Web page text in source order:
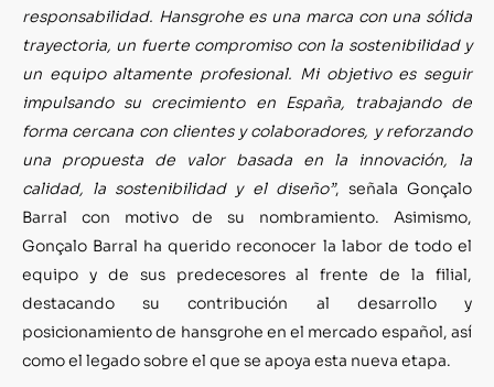
responsabilidad. Hansgrohe es una marca con una sólida
trayectoria, un fuerte compromiso con la sostenibilidad y
un equipo altamente profesional. Mi objetivo es seguir
impulsando su crecimiento en España, trabajando de
forma cercana con clientes y colaboradores, y reforzando
una propuesta de valor basada en la innovación, la
calidad, la sostenibilidad y el diseño”, señala Gonçalo
Barral con motivo de su nombramiento. Asimismo,
Gonçalo Barral ha querido reconocer la labor de todo el
equipo y de sus predecesores al frente de la filial,
destacando su contribución al desarrollo y
posicionamiento de hansgrohe en el mercado español, así
como el legado sobre el que se apoya esta nueva etapa.